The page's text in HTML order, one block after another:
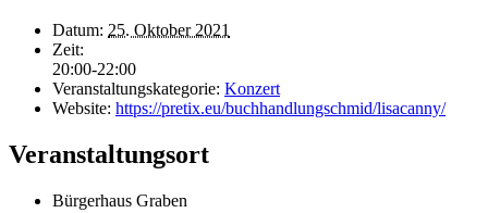
Datum: 25. Oktober 2021
Zeit:
20:00-22:00
Veranstaltungskategorie: Konzert
Website: https://pretix.eu/buchhandlungschmid/lisacanny/
Veranstaltungsort
Bürgerhaus Graben